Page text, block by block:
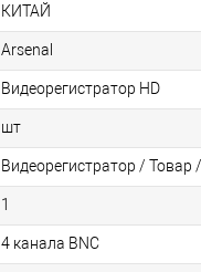
КИТАЙ
Arsenal
Видеорегистратор HD
шт
Видеорегистратор /
1
4 канала BNC